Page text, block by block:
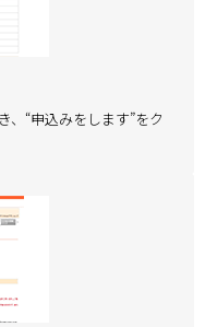
、“申込みをします”をク